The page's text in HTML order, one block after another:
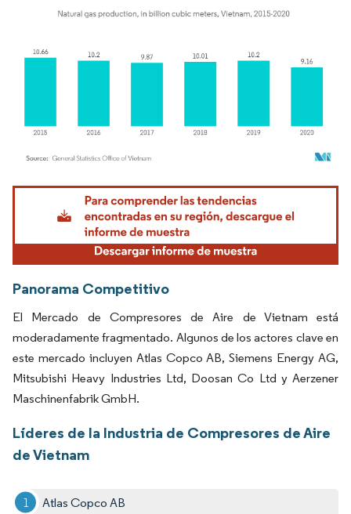
Imagen © Mordor Intelligence. El uso requiere atribución según CC BY 4.0.
Panorama Competitivo
El Mercado de Compresores de Aire de Vietnam está
moderadamente fragmentado. Algunos de los actores clave en
este mercado incluyen Atlas Copco AB, Siemens Energy AG,
Mitsubishi Heavy Industries Ltd, Doosan Co Ltd y Aerzener
Maschinenfabrik GmbH.
Líderes de la Industria de Compresores de Aire
de Vietnam
Atlas Copco AB